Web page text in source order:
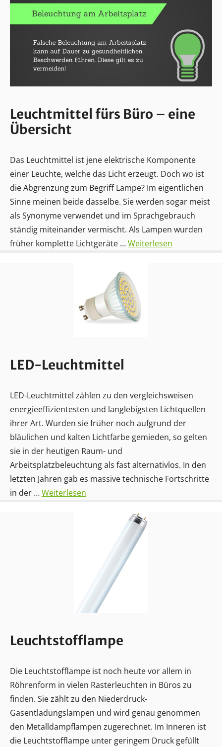
Leuchtmittel fürs Büro – eine
Übersicht
Das Leuchtmittel ist jene elektrische Komponente
einer Leuchte, welche das Licht erzeugt. Doch wo ist
die Abgrenzung zum Begriff Lampe? Im eigentlichen
Sinne meinen beide dasselbe. Sie werden sogar meist
als Synonyme verwendet und im Sprachgebrauch
ständig miteinander vermischt. Als Lampen wurden
früher komplette Lichtgeräte …Weiterlesen
LED-Leuchtmittel
LED-Leuchtmittel zählen zu den vergleichsweisen
energieeffizientesten und langlebigsten Lichtquellen
ihrer Art. Wurden sie früher noch aufgrund der
bläulichen und kalten Lichtfarbe gemieden, so gelten
sie in der heutigen Raum- und
Arbeitsplatzbeleuchtung als fast alternativlos. In den
letzten Jahren gab es massive technische Fortschritte
in der …Weiterlesen
Leuchtstofflampe
Die Leuchtstofflampe ist noch heute vor allem in
Röhrenform in vielen Rasterleuchten in Büros zu
finden. Sie zählt zu den Niederdruck-
Gasentladungslampen und wird genau genommen
den Metalldampflampen zugerechnet. Im Inneren ist
die Leuchtstofflampe unter geringem Druck gefüllt